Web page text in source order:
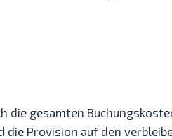
die gesamten
Provision auf den